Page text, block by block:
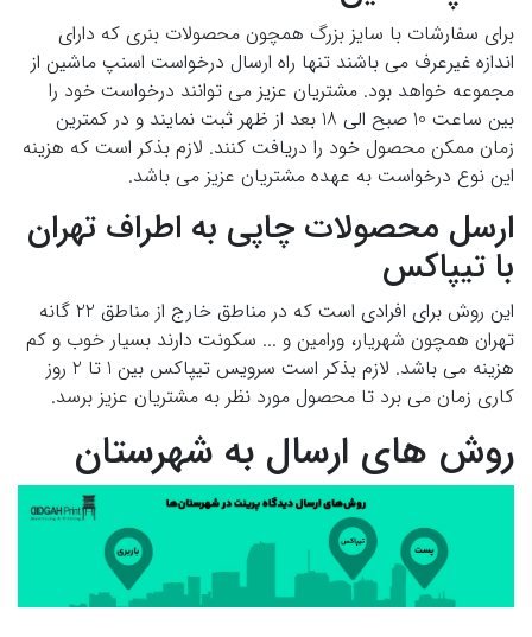
برای سفارشات با سایز بزرگ همچون محصولات بنری که دارای
اندازه غیرعرف می باشند تنها راه ارسال درخواست اسنپ ماشین از
مجموعه خواهد بود. مشتریان عزیز می توانند درخواست خود را
بین ساعت 10 صبح الی 18 بعد از ظهر ثبت نمایند و در کمترین
زمان ممکن محصول خود را دریافت کنند. لازم بذکر است که هزینه
این نوع درخواست به عهده مشتریان عزیز می باشد.
ارسل محصولات چاپی به اطراف تهران
با تیپاکس
این روش برای افرادی است که در مناطق خارج از مناطق 22 گانه
تهران همچون شهریار، ورامین و ... سکونت دارند بسیار خوب و کم
هزینه می باشد. لازم بذکر است سرویس تیپاکس بین 1 تا 2 روز
کاری زمان می برد تا محصول مورد نظر به مشتریان عزیز برسد.
روش های ارسال به شهرستان